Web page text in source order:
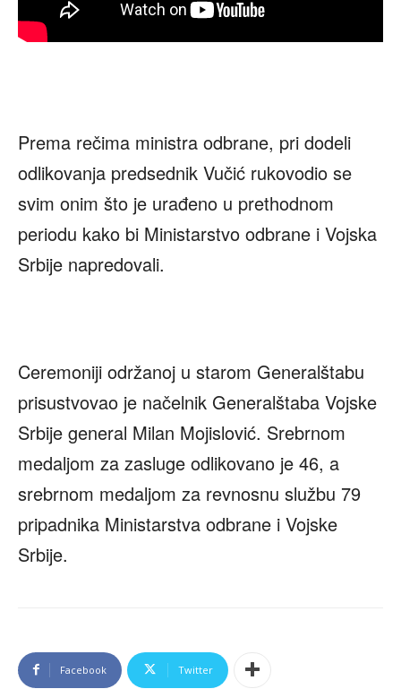
Prema rečima ministra odbrane, pri dodeli
odlikovanja predsednik Vučić rukovodio se
svim onim što je urađeno u prethodnom
periodu kako bi Ministarstvo odbrane i Vojska
Srbije napredovali.
Ceremoniji održanoj u starom Generalštabu
prisustvovao je načelnik Generalštaba Vojske
Srbije general Milan Mojislović. Srebrnom
medaljom za zasluge odlikovano je 46, a
srebrnom medaljom za revnosnu službu 79
pripadnika Ministarstva odbrane i Vojske
Srbije.
Facebook Twitter